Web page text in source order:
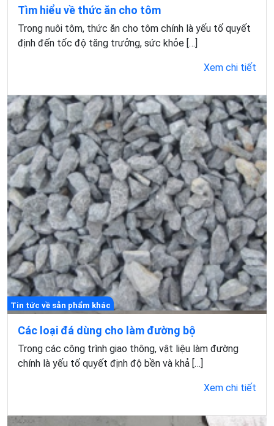
Tìm hiểu về thức ăn cho tôm
Trong nuôi tôm, thức ăn cho tôm chính là yếu tố quyết
định đến tốc độ tăng trưởng, sức khỏe […]
Xem chi tiết
Tin tức về sản phẩm khác
Các loại đá dùng cho làm đường bộ
Trong các công trình giao thông, vật liệu làm đường
chính là yếu tố quyết định độ bền và khả […]
Xem chi tiết